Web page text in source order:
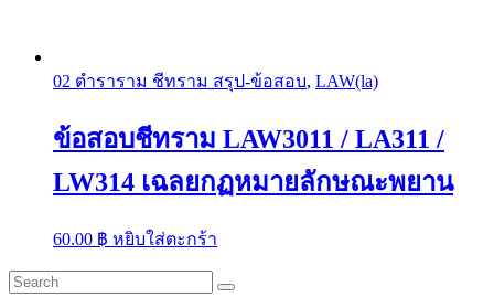
02 ตำราราม ชีทราม สรุป-ข้อสอบ, LAW(la)
ข้อสอบชีทราม LAW3011 / LA311 /
LW314 เฉลยกฏหมายลักษณะพยาน
60.00 ฿ หยิบใส่ตะกร้า